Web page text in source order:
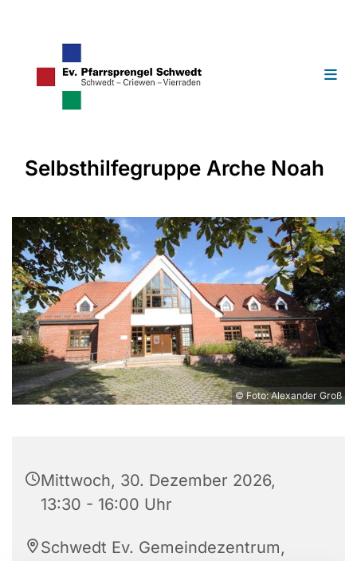
Selbsthilfegruppe Arche Noah
© Foto: Alexander Groß
Mittwoch, 30. Dezember 2026,
13:30 - 16:00 Uhr
Schwedt Ev. Gemeindezentrum,